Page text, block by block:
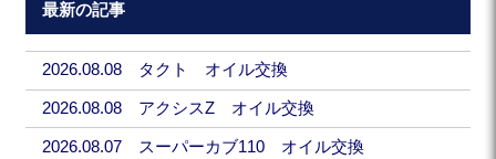
最新の記事
2026.08.08 タクト オイル交換
2026.08.08 アクシスZ オイル交換
2026.08.07 スーパーカブ110 オイル交換